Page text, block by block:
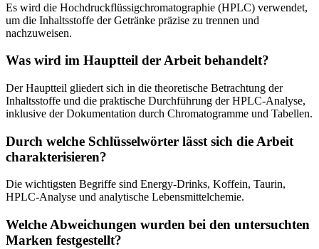
Es wird die Hochdruckflüssigchromatographie (HPLC) verwendet,
um die Inhaltsstoffe der Getränke präzise zu trennen und
nachzuweisen.
Was wird im Hauptteil der Arbeit behandelt?
Der Hauptteil gliedert sich in die theoretische Betrachtung der
Inhaltsstoffe und die praktische Durchführung der HPLC-Analyse,
inklusive der Dokumentation durch Chromatogramme und Tabellen.
Durch welche Schlüsselwörter lässt sich die Arbeit
charakterisieren?
Die wichtigsten Begriffe sind Energy-Drinks, Koffein, Taurin,
HPLC-Analyse und analytische Lebensmittelchemie.
Welche Abweichungen wurden bei den untersuchten
Marken festgestellt?